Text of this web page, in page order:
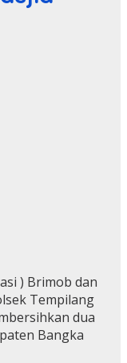
) Brimob dan
Tempilang
dua
Bangka